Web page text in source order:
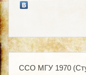
ССО МГУ 1970